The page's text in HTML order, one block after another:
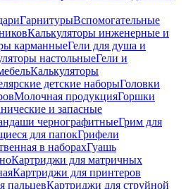
ГарнитурыВспомогательные
Калькуляторы инженерные и
карманныеГели для душа и
настольныеГели и
Калькуляторы
детские наборыГоловки
Молочная продукцияГоршки
и запасные
чернографитныеГрим для
для папокГрифели
в наборахГуашь
Картриджи для матричных
Картриджи для принтеров
пальцевКартриджи для струйной